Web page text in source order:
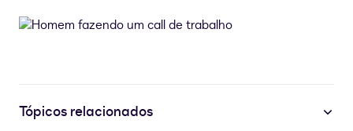
Tópicos relacionados